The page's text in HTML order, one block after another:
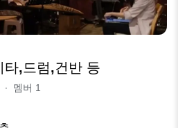
타,드럼,건반 등
∙ 멤버 1